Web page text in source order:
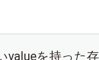
valueを持った